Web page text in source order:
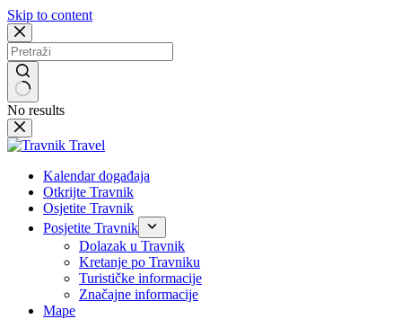
Skip to content
No results
Kalendar događaja
Otkrijte Travnik
Osjetite Travnik
Posjetite Travnik
Dolazak u Travnik
Kretanje po Travniku
Turističke informacije
Značajne informacije
Mape